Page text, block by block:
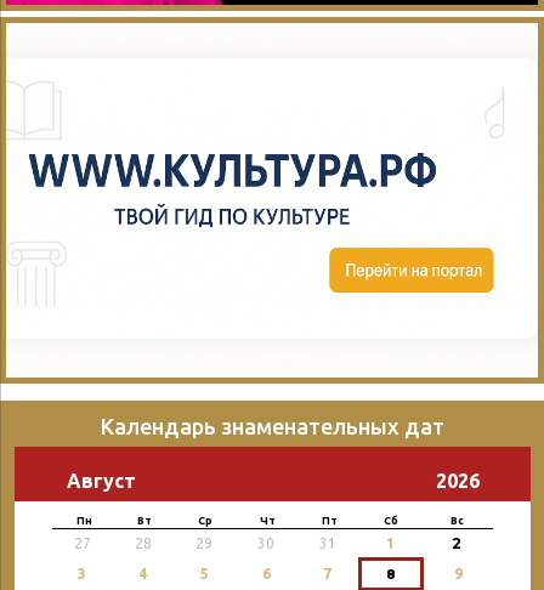
Календарь знаменательных дат
Август 2026
Пн Вт Ср Чт Пт Сб Вс
27 28 29 30 31 1 2
3 4 5 6 7 8
9